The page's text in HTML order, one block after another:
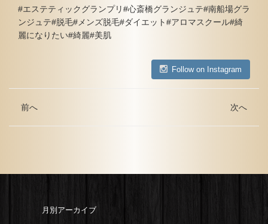
#エステティックグランプリ#心斎橋グランジュテ#南船場グラ
ンジュテ#脱毛#メンズ脱毛#ダイエット#アロマスクール#綺
麗になりたい#綺麗#美肌
Follow on Instagram
前へ 次へ
月別アーカイブ